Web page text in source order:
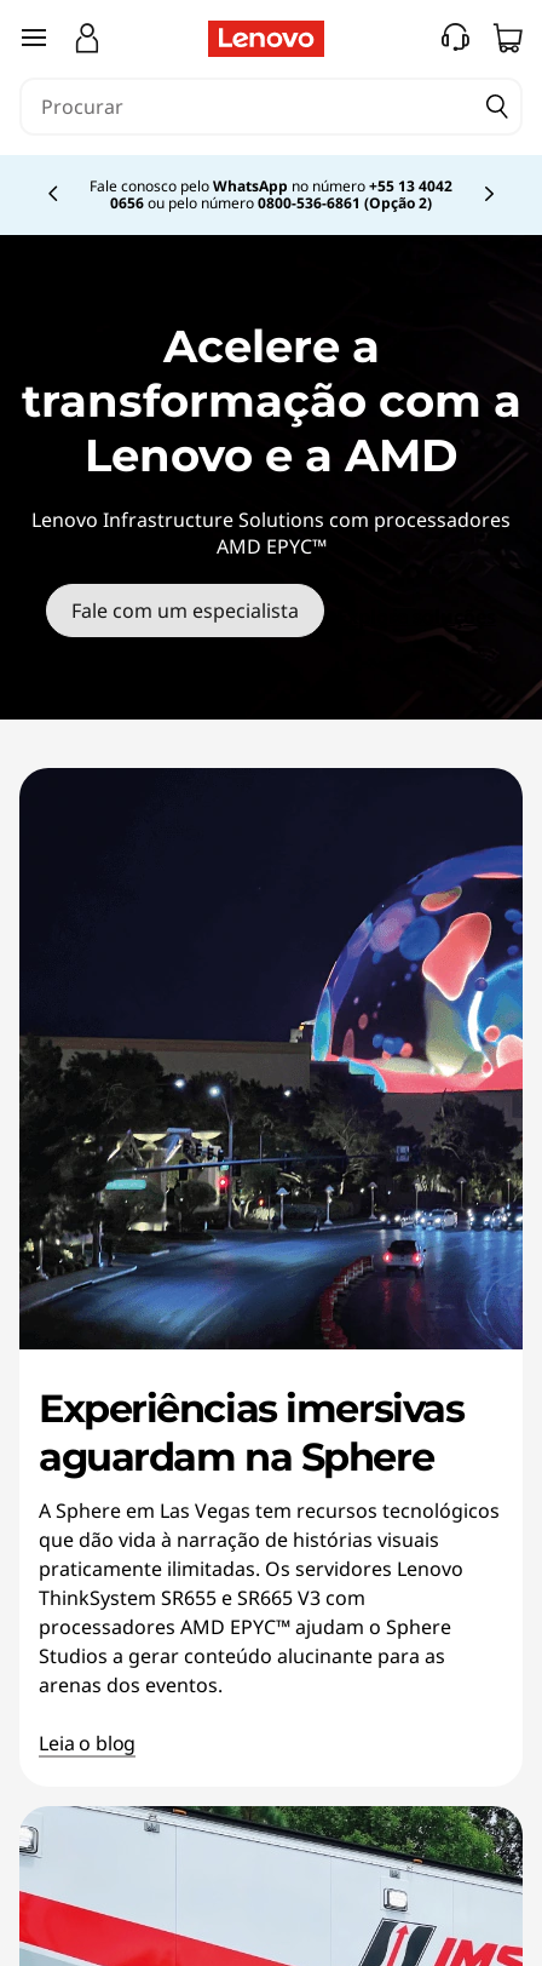
saltar para o conteúdo principal
Fale conosco peloWhatsApp no número+55 13 4042
0656ou pelo número0800-536-6861 (Opção 2)
Currently displaying item 2 of
Acelere a
transformação com a
Lenovo e a AMD
Lenovo Infrastructure Solutions com processadores
AMD EPYC™
Fale com um especialista
Experiências imersivas
aguardam na Sphere
A Sphere em Las Vegas tem recursos tecnológicos
que dão vida à narração de histórias visuais
praticamente ilimitadas. Os servidores Lenovo
ThinkSystem SR655 e SR665 V3 com
processadores AMD EPYC™ ajudam o Sphere
Studios a gerar conteúdo alucinante para as
arenas dos eventos.
Leia o blog